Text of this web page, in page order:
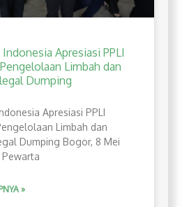
Apresiasi PPLI
Limbah dan
Dumping
Apresiasi PPLI
Limbah dan
Dumping Bogor, 8 Mei
»